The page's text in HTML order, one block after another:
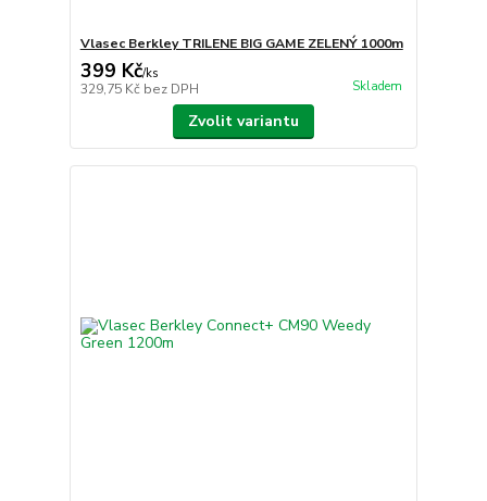
Vlasec Berkley TRILENE BIG GAME ZELENÝ 1000m
399 Kč/ks
329,75 Kč bez DPH Skladem
Zvolit variantu